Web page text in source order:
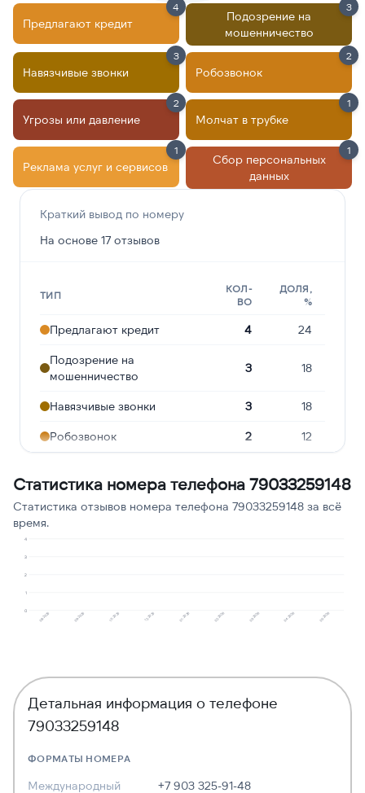
Предлагают кредит
4
Подозрение на
мошенничество
3
Навязчивые звонки
3
Робозвонок
2
Угрозы или давление
2
Молчат в трубке
1
Реклама услуг и сервисов
1
Сбор персональных
данных
1
Краткий вывод по номеру
На основе 17 отзывов
ТИП
КОЛ-
ВО
ДОЛЯ,
%
Предлагают кредит 4 24
Подозрение на
мошенничество
3 18
Навязчивые звонки 3 18
Робозвонок 2 12
Статистика номера телефона 79033259148
Статистика отзывов номера телефона 79033259148 за всё
время.
0
1
2
3
4
08.2025 09.2025 10.2025 12.2025 01.2026 02.2026 03.2026 04.2026 05.2026
Детальная информация о телефоне
79033259148
ФОРМАТЫ НОМЕРА
Международный +7 903 325-91-48